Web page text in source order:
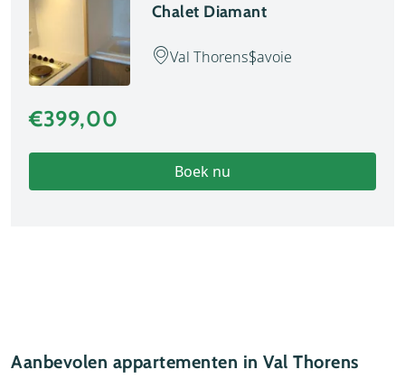
Chalet Diamant
Val ThorensSavoie
€399,00
Boek nu
Aanbevolen appartementen in Val Thorens